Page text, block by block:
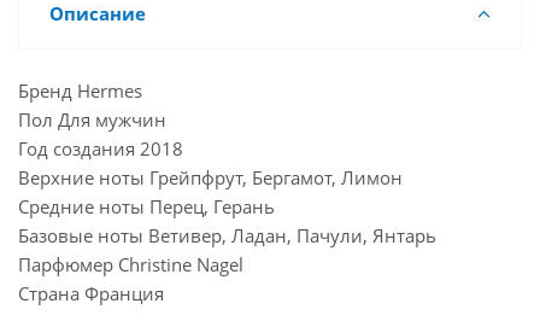
Описание
Бренд Hermes
Пол Для мужчин
Год создания 2018
Верхние ноты Грейпфрут, Бергамот, Лимон
Средние ноты Перец, Герань
Базовые ноты Ветивер, Ладан, Пачули, Янтарь
Парфюмер Christine Nagel
Страна Франция